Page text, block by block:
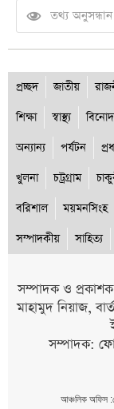
প্রচ্ছদ জাতীয়
শিক্ষা
স্বাস্থ্য
অন্যান্য
পর্যটন
খুলনা
চট্রগ্রাম
বরিশাল
ময়মনসিংহ
সম্পাদকীয়
সাহিত্য
সম্পাদক ও
মাহামুদ নিয়াজ,
সম্পাদক:
আঞ্চলিক অফিস